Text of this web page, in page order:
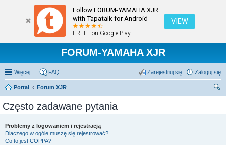
Follow FORUM-YAMAHA XJR
with Tapatalk for Android
FREE - on Google Play
VIEW
FORUM-YAMAHA XJR
Więcej… FAQ Zaloguj się
Zarejestruj się
Portal
Forum XJR
Często zadawane pytania
Problemy z logowaniem i rejestracją
Dlaczego w ogóle muszę się rejestrować?
Co to jest COPPA?